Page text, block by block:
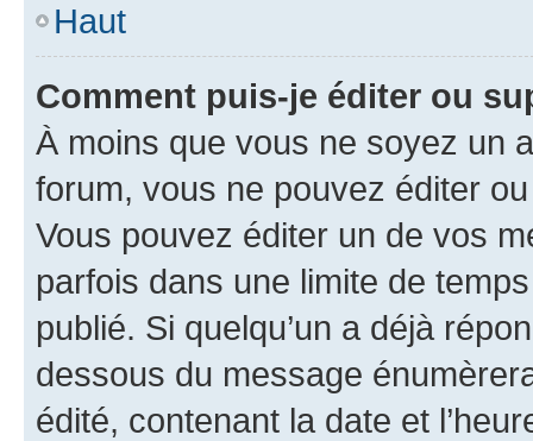
Haut
Comment puis-je éditer ou
À moins que vous ne soyez un
forum, vous ne pouvez éditer
Vous pouvez éditer un de vos
parfois dans une limite de
publié. Si quelqu’un a déjà
dessous du message
édité, contenant la date et